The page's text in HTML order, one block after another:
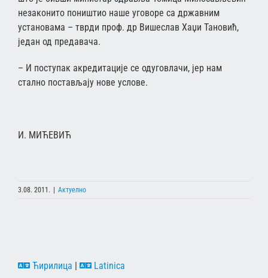
незаконито поништио наше уговоре са државним
установама – тврди проф. др Вишеслав Хаџи Тановић,
један од предавача.
– И поступак акредитације се одуговлачи, јер нам
стално постављају нове услове.
И. МИЋЕВИЋ
3.08. 2011. | Актуелно
Ћирилица | Latinica